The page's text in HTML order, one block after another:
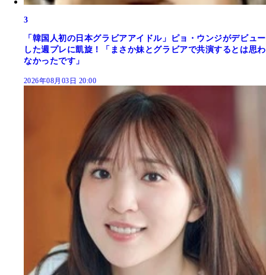
3
「韓国人初の日本グラビアアイドル」ピョ・ウンジがデビュー
した週プレに凱旋！「まさか妹とグラビアで共演するとは思わ
なかったです」
2026年08月03日 20:00